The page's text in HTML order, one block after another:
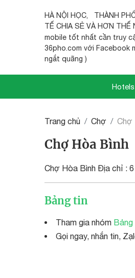
HÀ NỘI HỌC, THÀNH
TẾ CHIA SẺ VÀ HƠN THẾ
mobile tốt nhất cần truy
36pho.com với Facebook
ngắt quãng )
Hotels
Trang chủ Chợ Chợ
Chợ Hòa Bình
Chợ Hòa Bình Địa chỉ :
Bảng tin
Tham gia nhóm Bảng
Gọi ngay, nhắn tin,